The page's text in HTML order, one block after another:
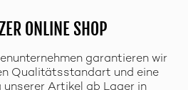
ONLINE SHOP
garantieren wir
Qualitätsstandart und eine
unserer Artikel ab Lager in